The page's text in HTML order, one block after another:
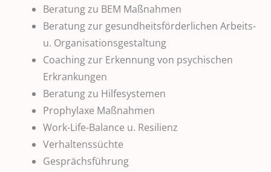
Beratung zu BEM Maßnahmen
Beratung zur gesundheitsförderlichen Arbeits-
u. Organisationsgestaltung
Coaching zur Erkennung von psychischen
Erkrankungen
Beratung zu Hilfesystemen
Prophylaxe Maßnahmen
Work-Life-Balance u. Resilienz
Verhaltenssüchte
Gesprächsführung